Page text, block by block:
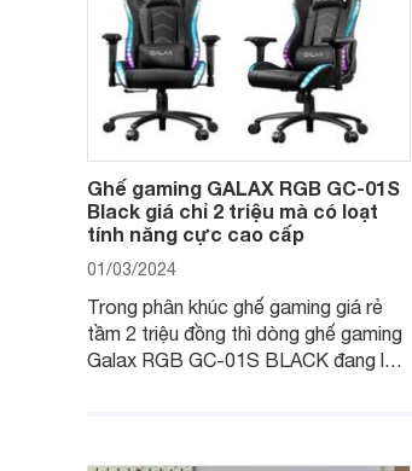
Ghế gaming GALAX RGB GC-01S
Black giá chỉ 2 triệu mà có loạt
tính năng cực cao cấp
01/03/2024
Trong phân khúc ghế gaming giá rẻ
tầm 2 triệu đồng thì dòng ghế gaming
Galax RGB GC-01S BLACK đang là